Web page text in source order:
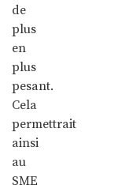
de
plus
en
plus
pesant.
Cela
permettrait
ainsi
au
SME